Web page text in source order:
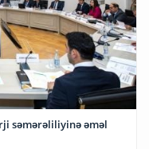
səmərəliliyinə əməl